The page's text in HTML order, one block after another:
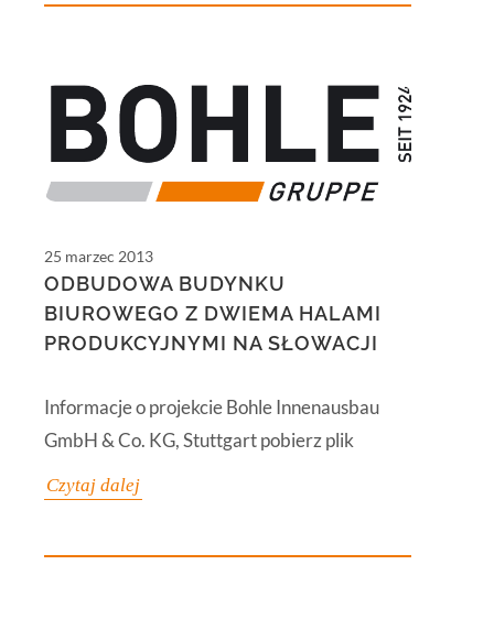
25 marzec 2013
ODBUDOWA BUDYNKU
BIUROWEGO Z DWIEMA HALAMI
PRODUKCYJNYMI NA SŁOWACJI
Informacje o projekcie Bohle Innenausbau
GmbH & Co. KG, Stuttgart pobierz plik
Czytaj dalej